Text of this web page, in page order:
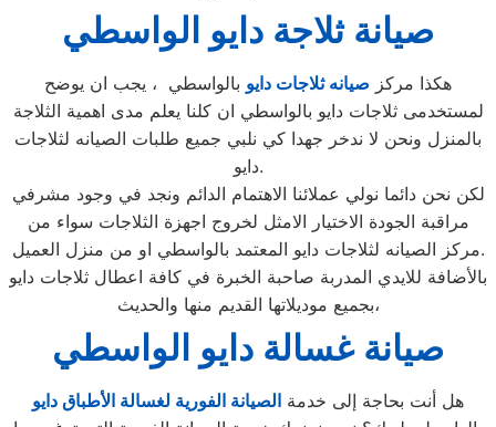
صيانة ثلاجة دايو الواسطي
هكذا مركز صيانه ثلاجات دايو بالواسطي ، يجب ان يوضح
لمستخدمى ثلاجات دايو بالواسطي ان كلنا يعلم مدى اهمية الثلاجة
بالمنزل ونحن لا ندخر جهدا كي نلبي جميع طلبات الصيانه لثلاجات
دايو.
لكن نحن دائما نولي عملائنا الاهتمام الدائم ونجد في وجود مشرفي
مراقبة الجودة الاختيار الامثل لخروج اجهزة الثلاجات سواء من
مركز الصيانه لثلاجات دايو المعتمد بالواسطي او من منزل العميل.
بالأضافة للايدي المدربة صاحبة الخبرة في كافة اعطال ثلاجات دايو
بجميع موديلاتها القديم منها والحديث،
صيانة غسالة دايو الواسطي
هل أنت بحاجة إلى خدمة الصيانة الفورية لغسالة الأطباق دايو